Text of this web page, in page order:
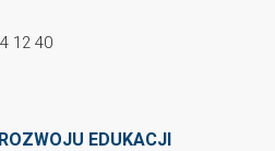
12 40
EDUKACJI